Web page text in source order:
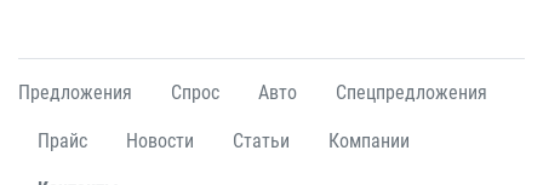
Предложения Спрос Авто Спецпредложения
Прайс Новости Статьи Компании